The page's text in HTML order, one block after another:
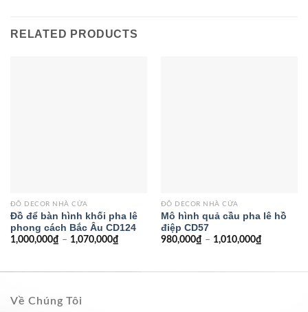
RELATED PRODUCTS
ĐỒ DECOR NHÀ CỬA
Đồ để bàn hình khối pha lê
phong cách Bắc Âu CD124
1,000,000₫ – 1,070,000₫
ĐỒ DECOR NHÀ CỬA
Mô hình quả cầu pha lê hồ
điệp CD57
980,000₫ – 1,010,000₫
Về Chúng Tôi